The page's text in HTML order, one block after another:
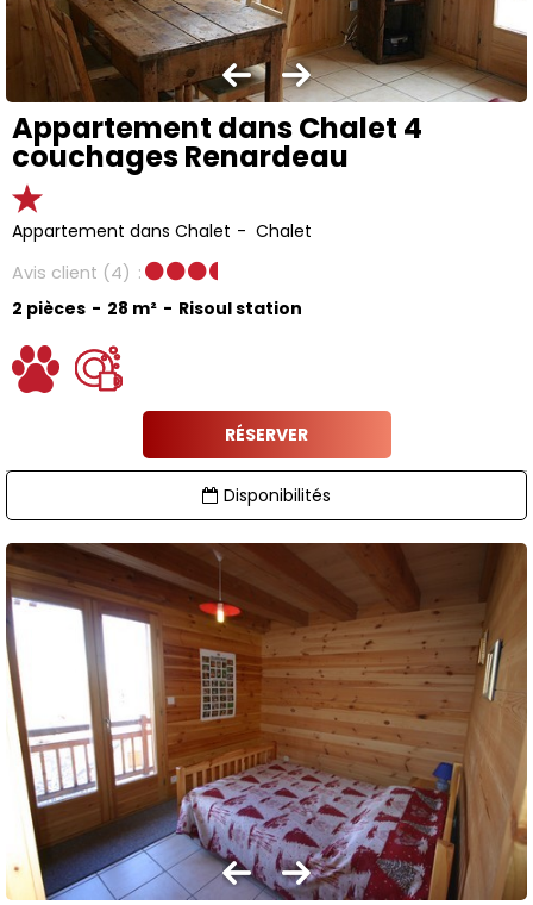
Appartement dans Chalet 4
couchages Renardeau
Appartement dans Chalet
Chalet
Avis client (4)
2 pièces
28 m² Risoul station
RÉSERVER
Disponibilités